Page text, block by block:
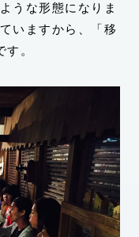
うな形態になりま
いますから、「移
。